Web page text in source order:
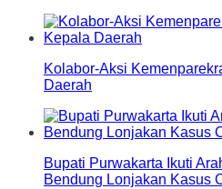
Kolabor-Aksi
Daerah
Bupati Purwakarta Ikuti
Bendung Lonjakan Kasus